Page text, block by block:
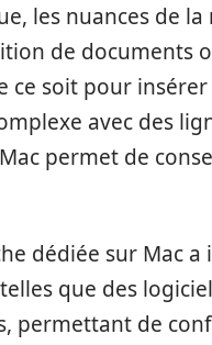
les nuances de
de documents
ce soit pour
avec des
permet de
dédiée sur Mac
que des
permettant de